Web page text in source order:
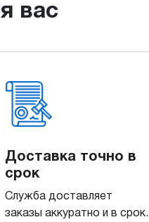
вас
Доставка точно в
срок
Служба доставляет
заказы аккуратно и в срок.